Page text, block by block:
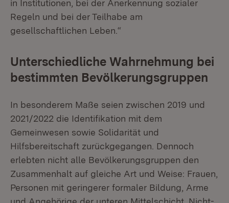
in Institutionen, bei der Anerkennung sozialer
Regeln und bei der Teilhabe am
gesellschaftlichen Leben.“
Unterschiedliche Wahrnehmung bei
bestimmten Bevölkerungsgruppen
In besonderem Maße seien zwischen 2019 und
2021/2022 die Identifikation mit dem
Gemeinwesen sowie Solidarität und
Hilfsbereitschaft zurückgegangen. Dennoch
erlebten nicht alle Bevölkerungsgruppen den
Zusammenhalt auf gleiche Art und Weise: Frauen,
Personen mit geringerer formaler Bildung, Arme